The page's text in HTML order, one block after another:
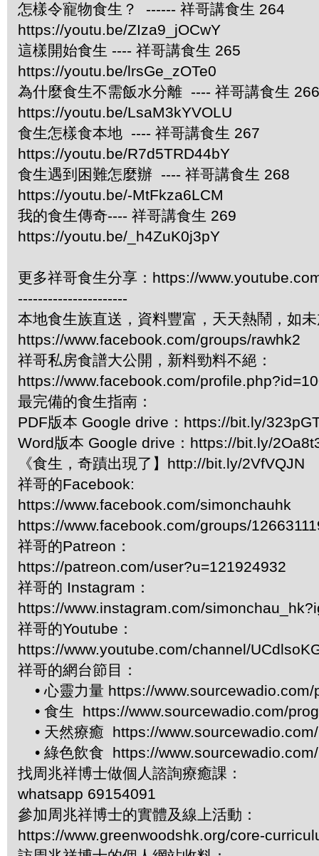
怎樣令寵物食生？ ------ 祥哥講食生 264
https://youtu.be/ZIza9_jOCwY
這樣開始食生 ---- 祥哥講食生 265
https://youtu.be/lrsGe_zOTe0
為什麼食生不需飯水分離 ---- 祥哥講食生 266
https://youtu.be/LsaM3kYVOLU
食生怎樣食本地 ---- 祥哥講食生 267
https://youtu.be/R7d5TRD44bY
食生遇到困難怎麼辦 ---- 祥哥講食生 268
https://youtu.be/-MtFkza6LCM
我的食生傳奇---- 祥哥講食生 269
https://youtu.be/_h4ZuK0j3pY
更多祥哥食生分享：https://
----------------------
本地食生族直送，資料豐富，天天熱鬧，如
https://www.facebook.com/groups/rawhk2
祥哥私房食譜大公開，新料勁料不絕：
https://www.facebook.com/
最完備的食生指南：
PDF版本 Google drive：https://bit.ly/
Word版本 Google drive：https://bit.ly/
《食生，奇蹟出現了】http://bit.ly/2VfVQJN
祥哥的Facebook:
https://www.facebook.com/simonchauhk
https://www.facebook.com/groups/
祥哥的Patreon：
https://patreon.com/user?u=121924932
祥哥的 Instagram：
https://www.instagram.com/
祥哥的Youtube：
https://www.youtube.com/channel/
祥哥的網台節目：
• 心靈力量 https://
• 食生 https://www.sourcewadio.com/
• 天然療癒 https://
• 綠色飲食 https://
找周兆祥博士做個人諮詢療癒課：
whatsapp 69154091
參加周兆祥博士的實體及線上活動：
https://www.greenwoodshk.org/core-